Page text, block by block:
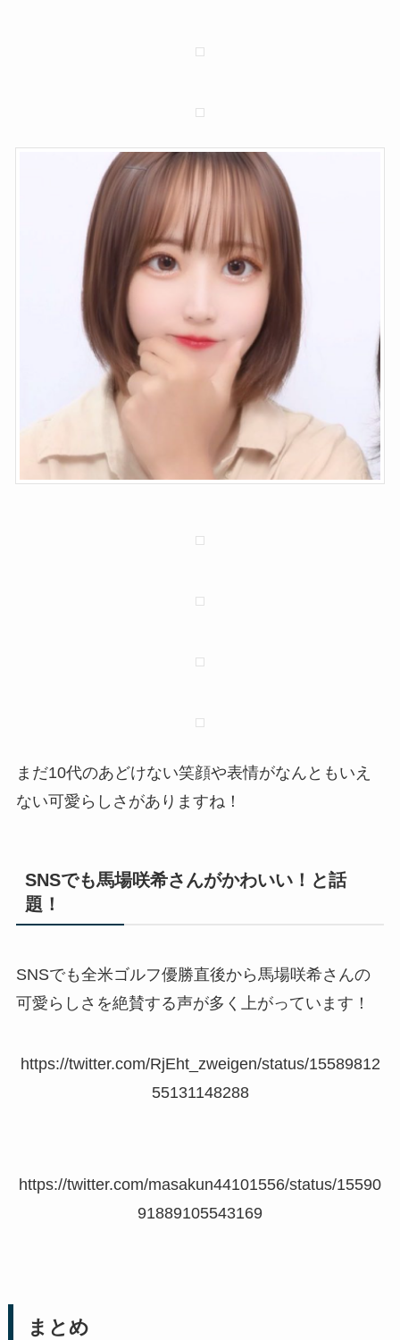
まだ10代のあどけない笑顔や表情がなんともいえ
ない可愛らしさがありますね！
SNSでも馬場咲希さんがかわいい！と話
題！
SNSでも全米ゴルフ優勝直後から馬場咲希さんの
可愛らしさを絶賛する声が多く上がっています！
https://twitter.com/RjEht_zweigen/status/15589812
55131148288
https://twitter.com/masakun44101556/status/15590
91889105543169
まとめ